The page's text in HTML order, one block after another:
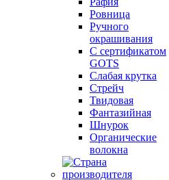
Ровница
Ручного
окрашивания
С сертификатом
GOTS
Слабая крутка
Стрейч
Твидовая
Фантазийная
Шнурок
Органические
волокна